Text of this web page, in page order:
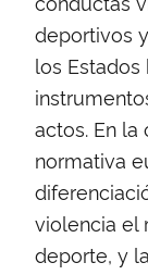
deportivos
los Estados
actos. En la
normativa
violencia el
deporte, y